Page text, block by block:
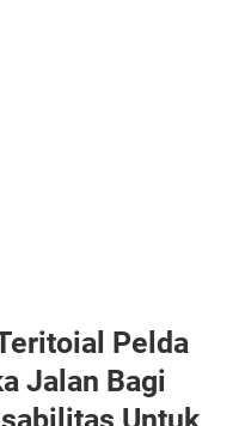
Pelda
Jalan Bagi